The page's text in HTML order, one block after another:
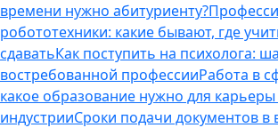
времени нужно абитуриенту?
робототехники: какие бывают, где
сдаватьКак поступить на психолога:
востребованной профессииРабота в
какое образование нужно для
индустрииСроки подачи документов в